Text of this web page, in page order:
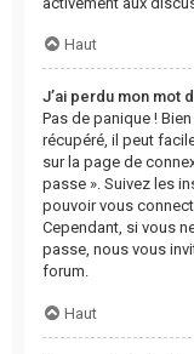
Haut
J’ai perdu mon mot
Pas de panique !
récupéré, il peut
sur la page de
passe ». Suivez les
pouvoir vous
Cependant, si vous
passe, nous vous
forum.
Haut